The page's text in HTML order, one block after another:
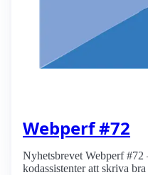
Webperf #72
Nyhetsbrevet Webperf
kodassistenter att skriva